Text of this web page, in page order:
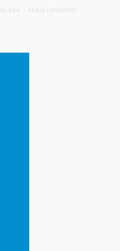
site Nous contacter